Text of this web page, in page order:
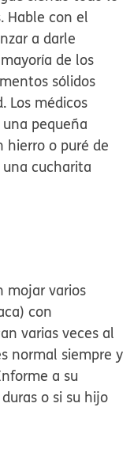
Hable con el
a darle
de los
sólidos
Los médicos
pequeña
o puré de
cucharita
mojar varios
con
varias veces al
normal siempre y
a su
o si su hijo